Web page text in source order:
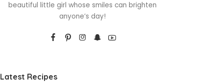
beautiful little girl whose smiles can brighten
anyone’s day!
Latest Recipes